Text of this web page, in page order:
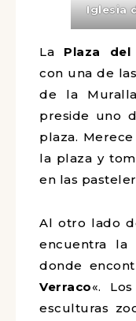
Iglesia
La Plaza del
con una de
de la Muralla
preside uno
plaza.
la plaza y
en las
Al otro lado
encuentra la
donde
Verraco«. Los
esculturas